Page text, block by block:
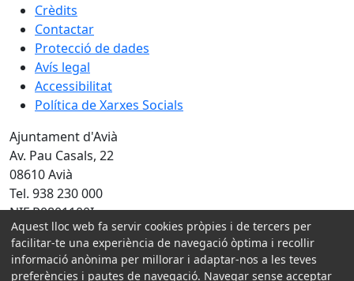
Crèdits
Contactar
Protecció de dades
Avís legal
Accessibilitat
Política de Xarxes Socials
Ajuntament d'Avià
Av. Pau Casals, 22
08610 Avià
Tel. 938 230 000
NIF P0801100I
Amb la col·laboració de:
Aquest lloc web fa servir cookies pròpies i de tercers per
facilitar-te una experiència de navegació òptima i recollir
informació anònima per millorar i adaptar-nos a les teves
preferències i pautes de navegació. Navegar sense acceptar